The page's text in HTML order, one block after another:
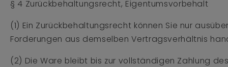
§ 4 Zurückbehaltungsrecht, Eigentumsvorbehalt
(1) Ein Zurückbehaltungsrecht können Sie nur
Forderungen aus demselben Vertragsverhältnis
(2) Die Ware bleibt bis zur vollständigen Zahlung